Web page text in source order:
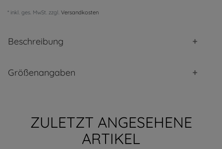
* inkl. ges. MwSt. zzgl. Versandkosten
Beschreibung
Größenangaben
ZULETZT ANGESEHENE
ARTIKEL